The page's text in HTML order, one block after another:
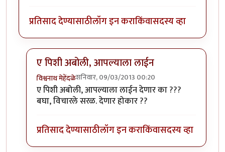
प्रतिसाद देण्यासाठीलॉग इन कराकिंवासदस्य व्हा
ए पिशी अबोली, आपल्याला लाईन
विश्वनाथ मेहेंदळेशनिवार, 09/03/2013 00:20
In reply toमुलं पण काही कमी नमुने नसतात.by
ए पिशी अबोली, आपल्याला लाईन देणार का ???
बघा, विचारले सरळ. देणार होकार ??
प्रतिसाद देण्यासाठीलॉग इन कराकिंवासदस्य व्हा